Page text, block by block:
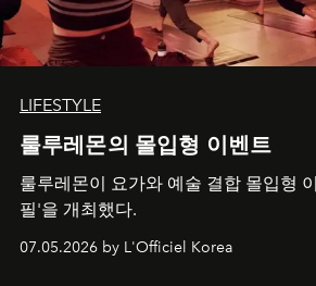
LIFESTYLE
룰루레몬의 몰입형 이벤트
룰루레몬이 요가와 예술 결합 몰입형
필'을 개최했다.
07.05.2026 by L'Officiel Korea